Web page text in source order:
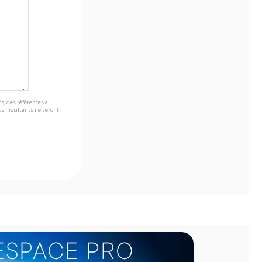
des références à
insultants ne seront